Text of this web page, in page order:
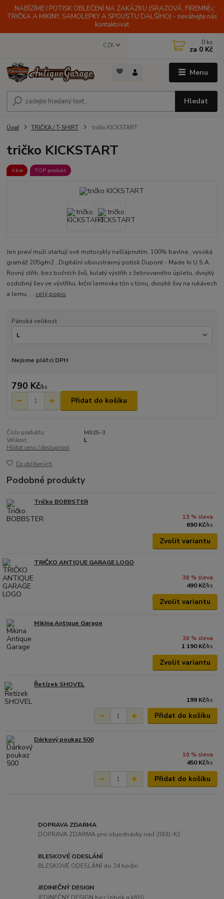
NABÍZÍME I POTISK OBLEČENÍ NA ZAKÁZKU (SRAZOVÁ, FIREMNÍ
TRIČKA A MIKINY, SAMOLEPKY A SPOUSTU DALŠÍHO) - neváhejte nás
kontaktovat
Menu
CZK
Hledat
0 ks
za 0 Kč
Úvod TRIČKA / T-SHIRT tričko KICKSTART
tričko KICKSTART
Akce TOP produkt
Jen praví muži startují své motocykly našlápnutím. 100% bavlna , vysoká
gramáž 205g/m2...Digitální oboustranný potisk Dupont - Made In U.S.A.
Rovný střih, bez bočních švů, kulatý výstřih z žebrovaného úpletu, dvojitý
ozdobný šev ve výstřihu, krční lemovka tón v tónu, dvojité švy na rukávech
a lemu, ... celý popis
Pánská velikost
Nejsme plátci DPH
790 Kč/ks
Přidat do košíku
Číslo produktu:
M025-3
Velikost:
L
Hlídat cenu / dostupnost
Do oblíbených
Podobné produkty
Tričko BOBBSTER
13 % sleva
690 Kč/ks
Zvolit variantu
TRIČKO ANTIQUE GARAGE LOGO
38 % sleva
490 Kč/ks
Zvolit variantu
Mikina Antique Garage
20 % sleva
1 190 Kč/ks
Zvolit variantu
Řetízek SHOVEL
199 Kč/ks
Přidat do košíku
Dárkový poukaz 500
10 % sleva
450 Kč/ks
Přidat do košíku
DOPRAVA ZDARMA
DOPRAVA ZDARMA pro objednávky nad 2000,-Kč
BLESKOVÉ ODESLÁNÍ
BLESKOVÉ ODESLÁNÍ do 24 hodin
JEDINEČNÝ DESIGN